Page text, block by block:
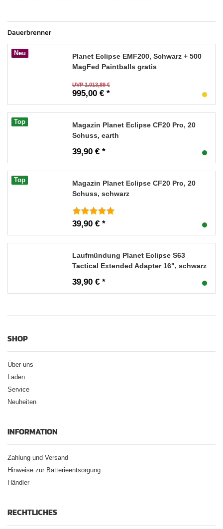
Dauerbrenner
Neu
Planet Eclipse EMF200, Schwarz + 500
MagFed Paintballs gratis
UVP 1.013,89 €
995,00 € *
Top
Magazin Planet Eclipse CF20 Pro, 20
Schuss, earth
39,90 € *
Top
Magazin Planet Eclipse CF20 Pro, 20
Schuss, schwarz
39,90 € *
Laufmündung Planet Eclipse S63
Tactical Extended Adapter 16", schwarz
39,90 € *
SHOP
Über uns
Laden
Service
Neuheiten
INFORMATION
Zahlung und Versand
Hinweise zur Batterieentsorgung
Händler
RECHTLICHES